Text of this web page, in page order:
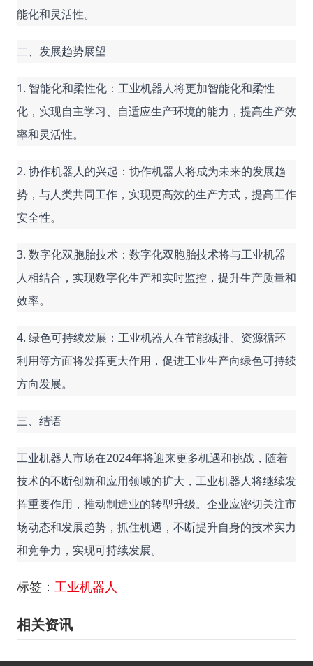
能化和灵活性。
二、发展趋势展望
1. 智能化和柔性化：工业机器人将更加智能化和柔性
化，实现自主学习、自适应生产环境的能力，提高生产效
率和灵活性。
2. 协作机器人的兴起：协作机器人将成为未来的发展趋
势，与人类共同工作，实现更高效的生产方式，提高工作
安全性。
3. 数字化双胞胎技术：数字化双胞胎技术将与工业机器
人相结合，实现数字化生产和实时监控，提升生产质量和
效率。
4. 绿色可持续发展：工业机器人在节能减排、资源循环
利用等方面将发挥更大作用，促进工业生产向绿色可持续
方向发展。
三、结语
工业机器人市场在2024年将迎来更多机遇和挑战，随着
技术的不断创新和应用领域的扩大，工业机器人将继续发
挥重要作用，推动制造业的转型升级。企业应密切关注市
场动态和发展趋势，抓住机遇，不断提升自身的技术实力
和竞争力，实现可持续发展。
标签： 工业机器人
相关资讯